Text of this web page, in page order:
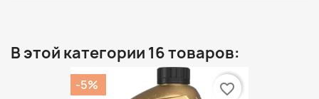
В этой категории 16 товаров:
-5% favorite_border